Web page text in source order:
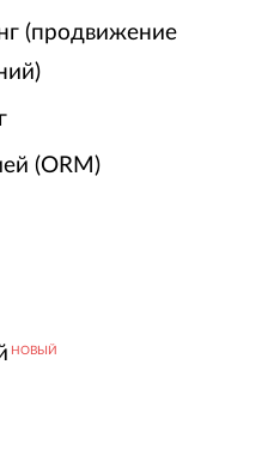
(продвижение
(ORM)
НОВЫЙ